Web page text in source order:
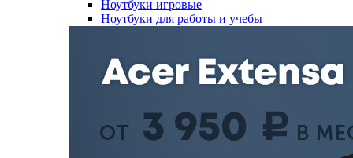
Ноутбуки игровые
Ноутбуки для работы и учебы